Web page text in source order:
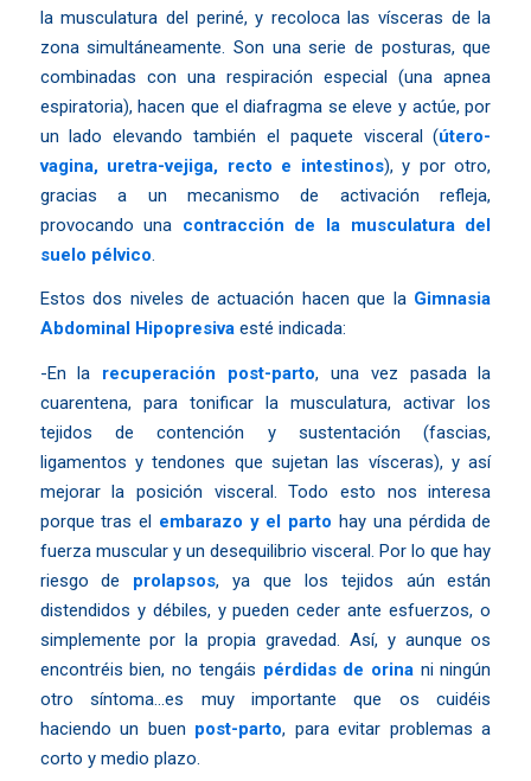
la musculatura del periné, y recoloca las vísceras de la
zona simultáneamente. Son una serie de posturas, que
combinadas con una respiración especial (una apnea
espiratoria), hacen que el diafragma se eleve y actúe, por
un lado elevando también el paquete visceral (útero-
vagina, uretra-vejiga, recto e intestinos), y por otro,
gracias a un mecanismo de activación refleja,
provocando una contracción de la musculatura del
suelo pélvico.
Estos dos niveles de actuación hacen que la Gimnasia
Abdominal Hipopresiva esté indicada:
-En la recuperación post-parto, una vez pasada la
cuarentena, para tonificar la musculatura, activar los
tejidos de contención y sustentación (fascias,
ligamentos y tendones que sujetan las vísceras), y así
mejorar la posición visceral. Todo esto nos interesa
porque tras el embarazo y el parto hay una pérdida de
fuerza muscular y un desequilibrio visceral. Por lo que hay
riesgo de prolapsos, ya que los tejidos aún están
distendidos y débiles, y pueden ceder ante esfuerzos, o
simplemente por la propia gravedad. Así, y aunque os
encontréis bien, no tengáis pérdidas de orinani ningún
otro síntoma…es muy importante que os cuidéis
haciendo un buen post-parto, para evitar problemas a
corto y medio plazo.